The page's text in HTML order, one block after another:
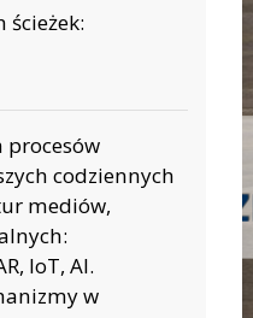
codziennych
mediów,
IoT, AI.
w